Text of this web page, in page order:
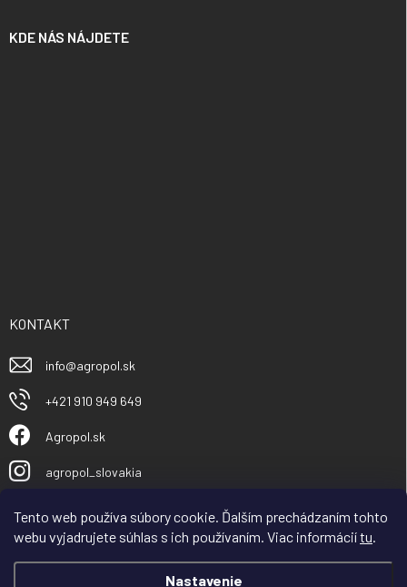
Tento web používa súbory cookie. Ďalším prechádzaním tohto
webu vyjadrujete súhlas s ich používaním. Viac informáciítu.
Nastavenie
KDE NÁS NÁJDETE
KONTAKT
info@agropol.sk
+421 910 949 649
Agropol.sk
agropol_slovakia